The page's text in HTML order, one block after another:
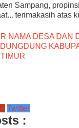
Sampang,
terimakasih atas
NAMA DESA DAN
Twitter
: